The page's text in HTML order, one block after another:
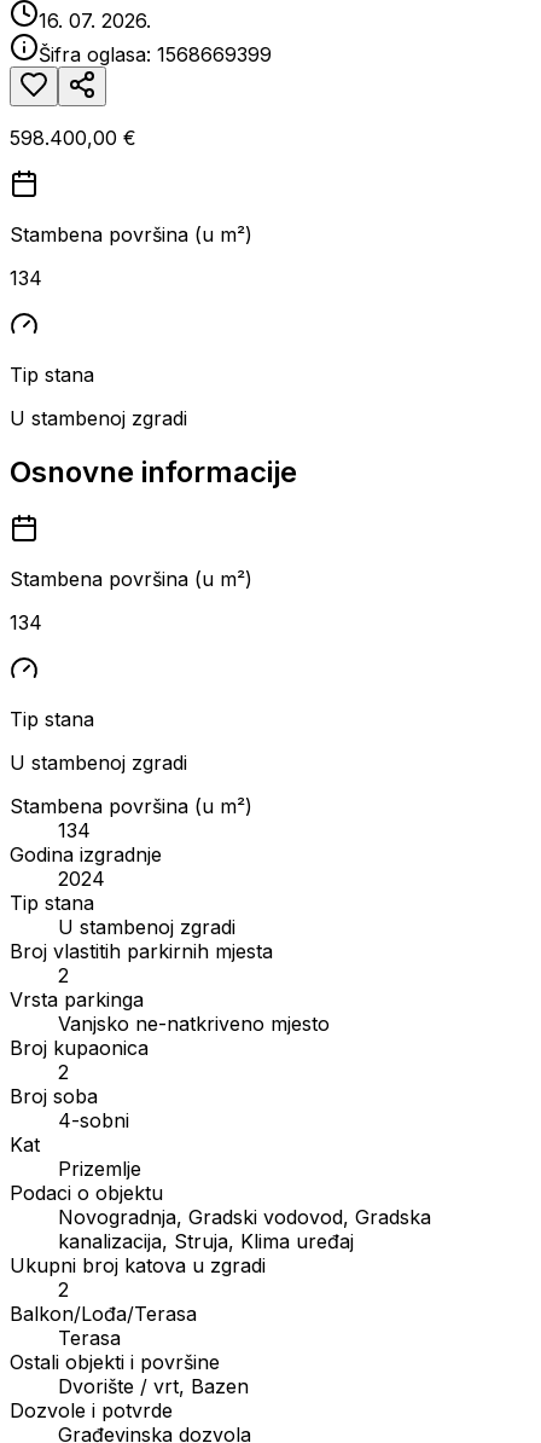
16. 07. 2026.
Šifra oglasa: 1568669399
598.400,00 €
Stambena površina (u m²)
134
Tip stana
U stambenoj zgradi
Osnovne informacije
Stambena površina (u m²)
134
Tip stana
U stambenoj zgradi
Stambena površina (u m²)
134
Godina izgradnje
2024
Tip stana
U stambenoj zgradi
Broj vlastitih parkirnih mjesta
2
Vrsta parkinga
Vanjsko ne-natkriveno mjesto
Broj kupaonica
2
Broj soba
4-sobni
Kat
Prizemlje
Podaci o objektu
Novogradnja, Gradski vodovod, Gradska
kanalizacija, Struja, Klima uređaj
Ukupni broj katova u zgradi
2
Balkon/Lođa/Terasa
Terasa
Ostali objekti i površine
Dvorište / vrt, Bazen
Dozvole i potvrde
Građevinska dozvola